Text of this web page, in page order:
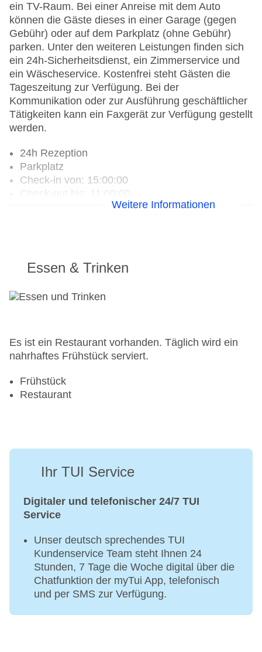
ein TV-Raum. Bei einer Anreise mit dem Auto
können die Gäste dieses in einer Garage (gegen
Gebühr) oder auf dem Parkplatz (ohne Gebühr)
parken. Unter den weiteren Leistungen finden sich
ein 24h-Sicherheitsdienst, ein Zimmerservice und
ein Wäscheservice. Kostenfrei steht Gästen die
Tageszeitung zur Verfügung. Bei der
Kommunikation oder zur Ausführung geschäftlicher
Tätigkeiten kann ein Faxgerät zur Verfügung gestellt
werden.
24h Rezeption
Parkplatz
Check-in von: 15:00:00
Anzahl der Aufzüge: 1
Haustiere
Gesamtanzahl der Stockwerke: 2
Weitere Informationen
Essen & Trinken
Es ist ein Restaurant vorhanden. Täglich wird ein
nahrhaftes Frühstück serviert.
Frühstück
Restaurant
Ihr TUI Service
Digitaler und telefonischer 24/7 TUI
Service
Unser deutsch sprechendes TUI
Kundenservice Team steht Ihnen 24
Stunden, 7 Tage die Woche digital über die
Chatfunktion der myTui App, telefonisch
und per SMS zur Verfügung.